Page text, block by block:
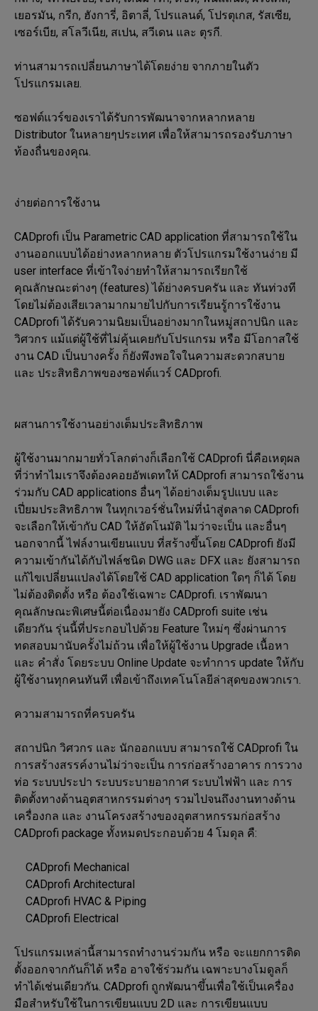
เยอรมัน, กรีก, ฮังการี่, อิตาลี่, โปรแลนด์, โปรตุเกส, รัสเซีย,
เซอร์เบีย, สโลวีเนีย, สเปน, สวีเดน และ ตุรกี.
ท่านสามารถเปลี่ยนภาษาได้โดยง่าย จากภายในตัว
โปรแกรมเลย.
ซอฟต์แวร์ของเราได้รับการพัฒนาจากหลากหลาย
Distributor ในหลายๆประเทศ เพื่อให้สามารถรองรับภาษา
ท้องถื่นของคุณ.
ง่ายต่อการใช้งาน
CADprofi เป็น Parametric CAD application ที่สามารถใช้ใน
งานออกแบบได้อย่างหลากหลาย ตัวโปรแกรมใช้งานง่าย มี
user interface ที่เข้าใจง่ายทำให้สามารถเรียกใช้
คุณลักษณะต่างๆ (features) ได้ย่างครบครัน และ ทันท่วงที
โดยไม่ต้องเสียเวลามากมายไปกับการเรียนรู้การใช้งาน
CADprofi ได้รับความนิยมเป็นอย่างมากในหมู่สถาปนิก และ
วิศวกร แม้แต่ผู้ใช้ที่ไม่คุ้นเคยกับโปรแกรม หรือ มีโอกาสใช้
งาน CAD เป็นบางครั้ง ก็ยังพึงพอใจในความสะดวกสบาย
และ ประสิทธิภาพของซอฟต์แวร์ CADprofi.
ผสานการใช้งานอย่างเต็มประสิทธิภาพ
ผู้ใช้งานมากมายทั่วโลกต่างก็เลือกใช้ CADprofi นี่คือเหตุผล
ที่ว่าทำไมเราจึงต้องคอยอัพเดทให้ CADprofi สามารถใช้งาน
ร่วมกับ CAD applications อื่นๆ ได้อย่างเต็มรูปแบบ และ
เปี่ยมประสิทธิภาพ ในทุกเวอร์ชั่นใหม่ที่นำสู่ตลาด CADprofi
จะเลือกให้เข้ากับ CAD ให้อัตโนมัติ ไมว่าจะเป็น และอื่นๆ
นอกจากนี้ ไฟล์งานเขียนแบบ ที่สร้างขึ้นโดย CADprofi ยังมี
ความเข้ากันได้กับไฟล์ชนิด DWG และ DFX และ ยังสามารถ
แก้ไขเปลี่ยนแปลงได้โดยใช้ CAD application ใดๆ ก็ได้ โดย
ไม่ต้องติดตั้ง หรือ ต้องใช้เฉพาะ CADprofi. เราพัฒนา
คุณลักษณะพิเศษนี้ต่อเนื่องมายัง CADprofi suite เช่น
เดียวกัน รุ่นนี้ที่ประกอบไปด้วย Feature ใหม่ๆ ซึ่งผ่านการ
ทดสอบมานับครั้งไม่ถ้วน เพื่อให้ผู้ใช้งาน Upgrade เนื้อหา
และ คำสั่ง โดยระบบ Online Update จะทำการ update ให้กับ
ผู้ใช้งานทุกคนทันที เพื่อเข้าถึงเทคโนโลยีล่าสุดของพวกเรา.
ความสามารถที่ครบครัน
สถาปนิก วิศวกร และ นักออกแบบ สามารถใช้ CADprofi ใน
การสร้างสรรค์งานไม่ว่าจะเป็น การก่อสร้างอาคาร การวาง
ท่อ ระบบประปา ระบบระบายอากาศ ระบบไฟฟ้า และ การ
ติดตั้งทางด้านอุตสาหกรรมต่างๆ รวมไปจนถึงงานทางด้าน
เครื่องกล และ งานโครงสร้างของอุตสาหกรรมก่อสร้าง
CADprofi package ทั้งหมดประกอบด้วย 4 โมดุล คื:
โปรแกรมเหล่านี้สามารถทำงานร่วมกัน หรือ จะแยกการติด
ตั้งออกจากกันก็ได้ หรือ อาจใช้ร่วมกัน เฉพาะบางโมดูลก็
ทำได้เช่นเดียวกัน. CADprofi ถูกพัฒนาขึ้นเพื่อใช้เป็นเครื่อง
มือสำหรับใช้ในการเขียนแบบ 2D และ การเขียนแบบ